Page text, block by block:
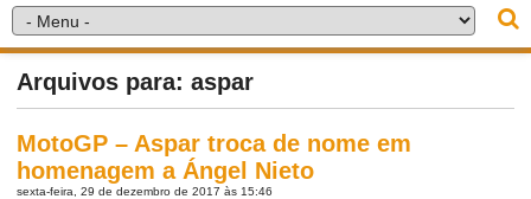
Arquivos para: aspar
MotoGP – Aspar troca de nome em
homenagem a Ángel Nieto
sexta-feira, 29 de dezembro de 2017 às 15:46